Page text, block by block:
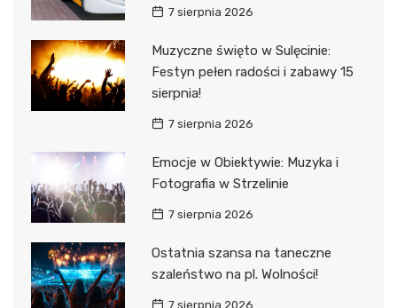
7 sierpnia 2026
Muzyczne święto w Sulęcinie:
Festyn pełen radości i zabawy 15
sierpnia!
7 sierpnia 2026
Emocje w Obiektywie: Muzyka i
Fotografia w Strzelinie
7 sierpnia 2026
Ostatnia szansa na taneczne
szaleństwo na pl. Wolności!
7 sierpnia 2026